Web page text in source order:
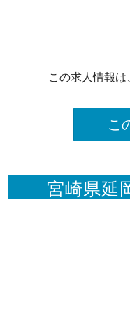
この求人情報は、
こ
宮崎県延